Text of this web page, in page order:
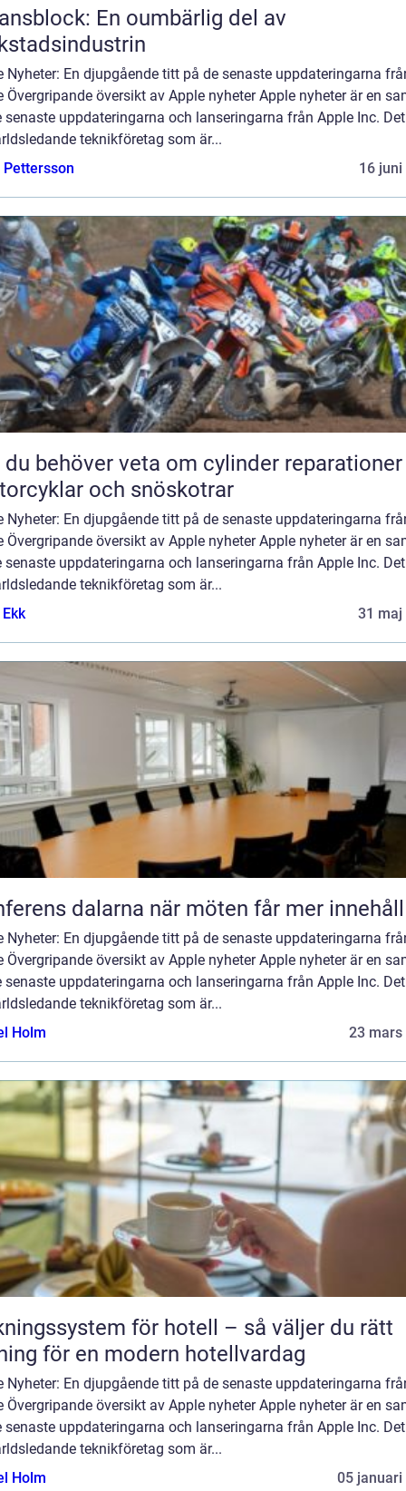
En oumbärlig del av
Nyheter: En djupgående titt på de senaste uppdateringarna
Övergripande översikt av Apple nyheter Apple nyheter är en
senaste uppdateringarna och lanseringarna från Apple Inc.
teknikföretag som är...
16 juni
behöver veta om cylinder
och snöskotrar
Nyheter: En djupgående titt på de senaste uppdateringarna
Övergripande översikt av Apple nyheter Apple nyheter är en
senaste uppdateringarna och lanseringarna från Apple Inc.
teknikföretag som är...
31 maj
Konferens dalarna när möten får mer innehåll
Nyheter: En djupgående titt på de senaste uppdateringarna
Övergripande översikt av Apple nyheter Apple nyheter är en
senaste uppdateringarna och lanseringarna från Apple Inc.
teknikföretag som är...
Holm
23 mars
för hotell – så väljer du rätt
för en modern hotellvardag
Nyheter: En djupgående titt på de senaste uppdateringarna
Övergripande översikt av Apple nyheter Apple nyheter är en
senaste uppdateringarna och lanseringarna från Apple Inc.
teknikföretag som är...
Holm
05 januari